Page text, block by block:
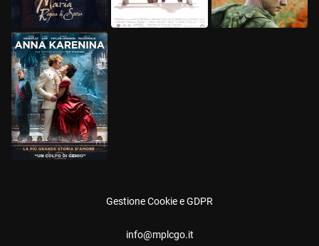
Gestione Cookie e GDPR
info@mplcgo.it